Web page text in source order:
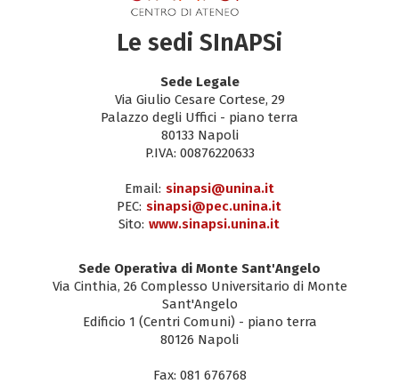
Le sedi SInAPSi
Sede Legale
Via Giulio Cesare Cortese, 29
Palazzo degli Uffici - piano terra
80133 Napoli
P.IVA: 00876220633
Email: sinapsi@unina.it
PEC: sinapsi@pec.unina.it
Sito: www.sinapsi.unina.it
Sede Operativa di Monte Sant'Angelo
Via Cinthia, 26 Complesso Universitario di Monte
Sant'Angelo
Edificio 1 (Centri Comuni) - piano terra
80126 Napoli
Fax: 081 676768